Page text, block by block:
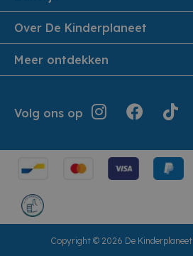
Veiligheid en Privacy
Levering aan huis
Jouw bestelling
Herroepingsrecht
Onthaalouders
Over De Kinderplaneet
Over ons
Werken bij De Kinderplaneet
Showroom
Meer ontdekken
Folders
Volg ons op
Copyright © 2026 De Kinderplaneet